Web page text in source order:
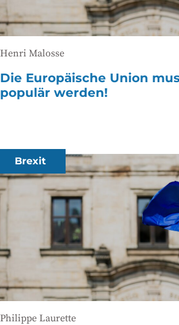
Henri Malosse
Die Europäische Union
populär werden!
Brexit
Philippe Laurette